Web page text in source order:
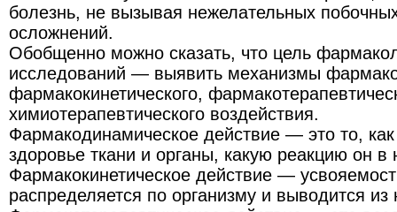
болезнь, не вызывая нежелательных
осложнений.
Обобщенно можно сказать, что цель
исследований — выявить механизмы
фармакокинетического,
химиотерапевтического воздействия.
Фармакодинамическое действие — это то,
здоровье ткани и органы, какую реакцию он в
Фармакокинетическое действие —
распределяется по организму и выводится из